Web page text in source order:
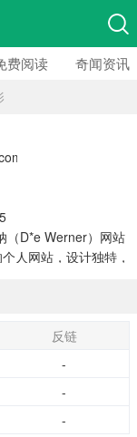
费阅读 奇闻资讯
（D*e Werner）网站
人网站，设计独特，
会随之出现有趣的视
反链
-
-
-